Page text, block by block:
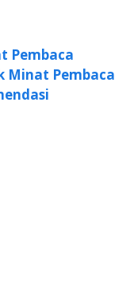
Pembaca
Minat Pembaca